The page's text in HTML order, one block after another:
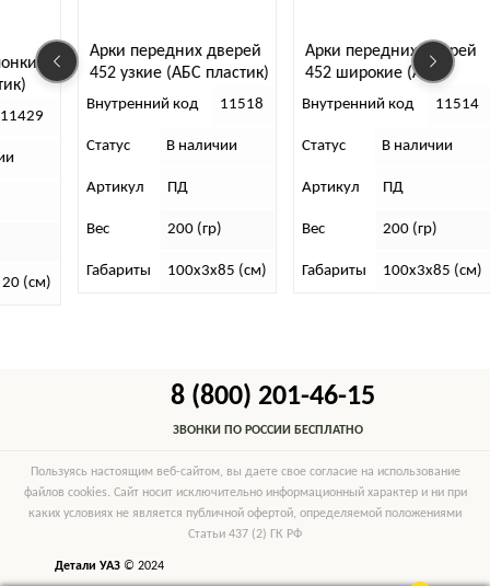
(см)
Арки передних дверей
452 узкие (АБС пластик)
Внутренний код 11518
Статус В наличии
Артикул ПД
Вес 200 (гр)
Габариты 100х3х85 (см)
Арки передних дверей
452 широкие (АБС
пластик) 2 шт
Внутренний код 11514
Статус В наличии
Артикул ПД
Вес 200 (гр)
Габариты 100х3х85 (см)
8 (800) 201-46-15
ЗВОНКИ ПО РОССИИ БЕСПЛАТНО
Пользуясь настоящим веб-сайтом, вы даете свое согласие на использование
файлов cookies. Сайт носит исключительно информационный характер и ни при
каких условиях не является публичной офертой, определяемой положениями
Статьи 437 (2) ГК РФ
Детали УАЗ © 2024